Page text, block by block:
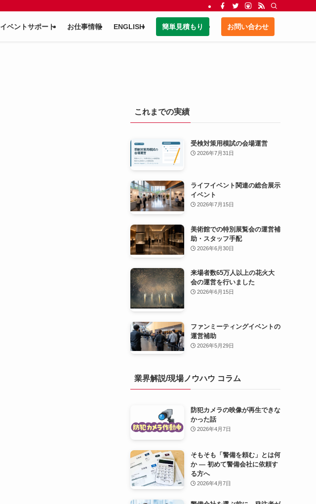
イベントサポート お仕事情報 ENGLISH 簡単見積もり お問い合わせ
これまでの実績
受検対策用模試の会場運営
2026年7月31日
ライフイベント関連の総合展示
イベント
2026年7月15日
美術館での特別展覧会の運営補
助・スタッフ手配
2026年6月30日
来場者数65万人以上の花火大
会の運営を行いました
2026年6月15日
ファンミーティングイベントの
運営補助
2026年5月29日
業界解説/現場ノウハウ コラム
防犯カメラの映像が再生できな
かった話
2026年4月7日
そもそも「警備を頼む」とは何
か — 初めて警備会社に依頼す
る方へ
2026年4月7日